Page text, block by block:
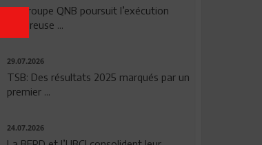
Le Groupe QNB poursuit l’exécution
rigoureuse ...
29.07.2026
TSB: Des résultats 2025 marqués par un
premier ...
24.07.2026